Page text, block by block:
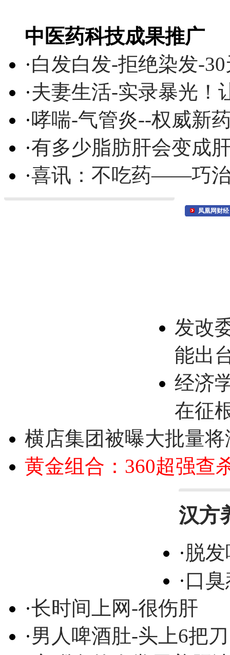
中医药科技成果推广
·白发白发-拒绝染发-
·夫妻生活-实录暴光！
·哮喘-气管炎--权威新
·有多少脂肪肝会变成
·喜讯：不吃药——巧
凤凰网财经
发改
能出
经济
在征
横店集团被曝大批量
黄金组合：360超强查
汉方
·脱
·口
·长时间上网-很伤肝
·男人啤酒肚-头上6把刀